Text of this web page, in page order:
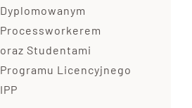
Dyplomowanym
Processworkerem
oraz Studentami
Programu Licencyjnego
IPP